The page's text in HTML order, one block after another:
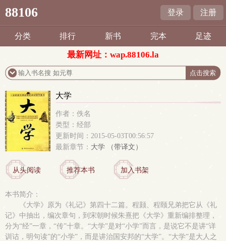
88106 登录 注册
分类 排行 新书 完本 足迹
最新网址：wap.88106.la
大学
作者：佚名
类型：经部
更新时间：2015-05-03T00:56:57
最新章节： 大学 （带译文）
从头阅读 推荐本书 加入书架
本书简介：
《大学》原为《礼记》第四十二篇。程颢、程颐兄弟把它从《礼
记》中抽出，编次章句，到宋朝时候朱熹把《大学》重新编排整理，
分为“经”一章，“传”十章。“大学”是对“小学”而言，是说它不是讲“详
训诂，明句读”的“小学”，而是讲治国安邦的“大学”。“大学”是大人之